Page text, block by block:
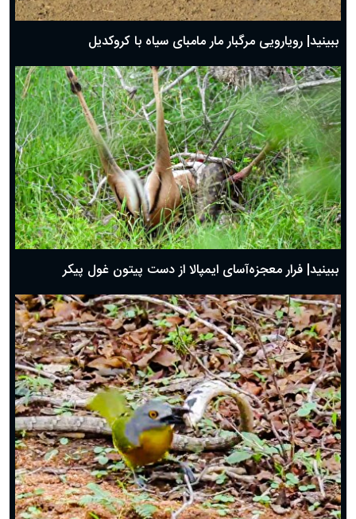
ببینید| رویارویی مرگبار مار مامبای سیاه با کروکدیل
ببینید| فرار معجزه‌آسای ایمپالا از دست پیتون غول پیکر